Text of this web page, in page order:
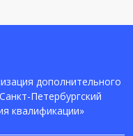
дополнительного
Петербургский
квалификации»